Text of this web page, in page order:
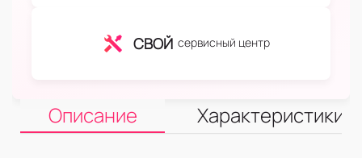
СВОЙ сервисный центр
Описание Характеристики